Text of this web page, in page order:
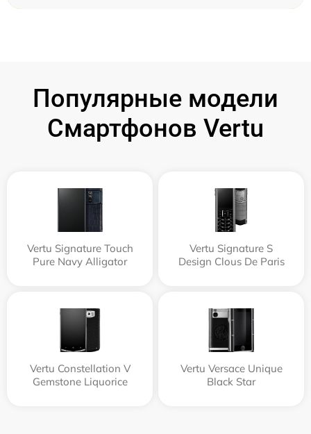
Популярные модели
Смартфонов Vertu
Vertu Signature Touch
Pure Navy Alligator
Vertu Signature S
Design Clous De Paris
Vertu Constellation V
Gemstone Liquorice
Vertu Versace Unique
Black Star